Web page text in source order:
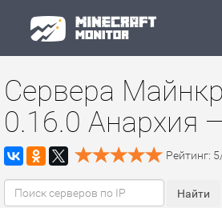
Сервера
0.16.0 Анархия
Рейтинг: 5